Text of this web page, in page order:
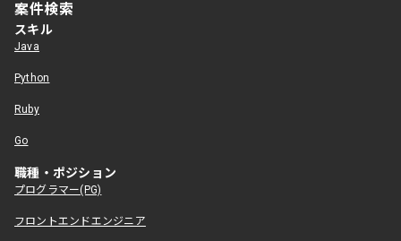
案件検索
スキル
Java
Python
Ruby
Go
職種・ポジション
プログラマー(PG)
フロントエンドエンジニア